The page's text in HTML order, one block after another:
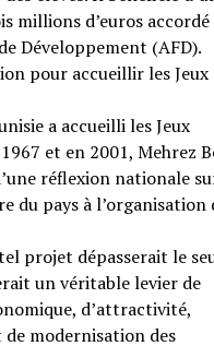
millions d’euros
Développement (AFD).
pour accueillir les Jeux
a accueilli les Jeux
et en 2001, Mehrez
réflexion nationale
du pays à l’organisation
projet dépasserait le
un véritable levier de
d’attractivité,
de modernisation des